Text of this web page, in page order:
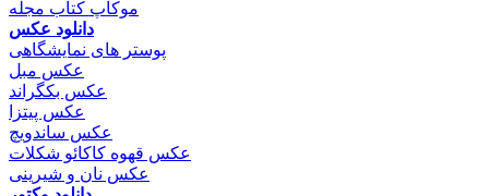
موکاپ کتاب مجله
دانلود عکس
پوستر های نمایشگاهی
عکس مبل
عکس بکگراند
عکس پیتزا
عکس ساندویچ
عکس قهوه کاکائو شکلات
عکس نان و شیرینی